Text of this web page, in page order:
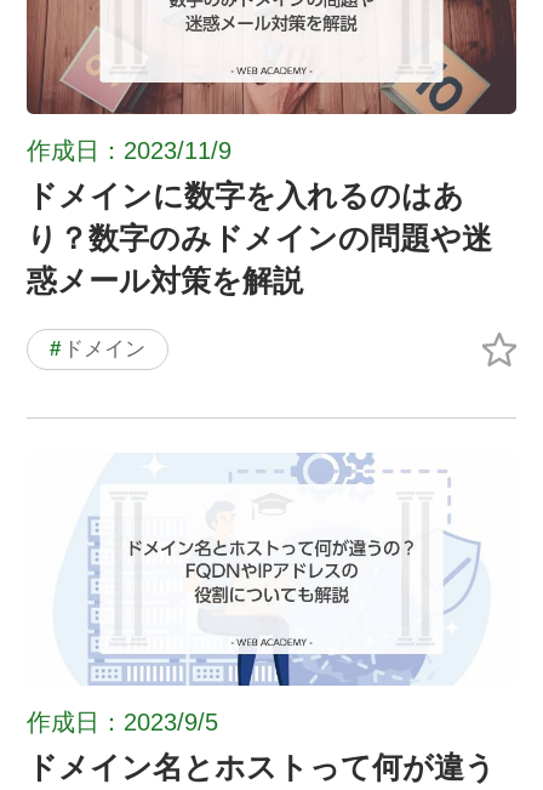
作成日：2023/11/9
ドメインに数字を入れるのはあ
り？数字のみドメインの問題や迷
惑メール対策を解説
# ドメイン
作成日：2023/9/5
ドメイン名とホストって何が違う